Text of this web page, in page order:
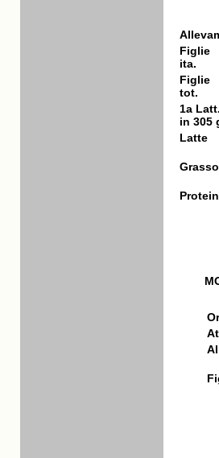
Figlie
ita.
Figlie
tot.
1a
in 305
Latte
Grasso